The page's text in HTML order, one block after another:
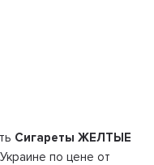
Сигареты ЖЕЛТЫЕ
по цене от